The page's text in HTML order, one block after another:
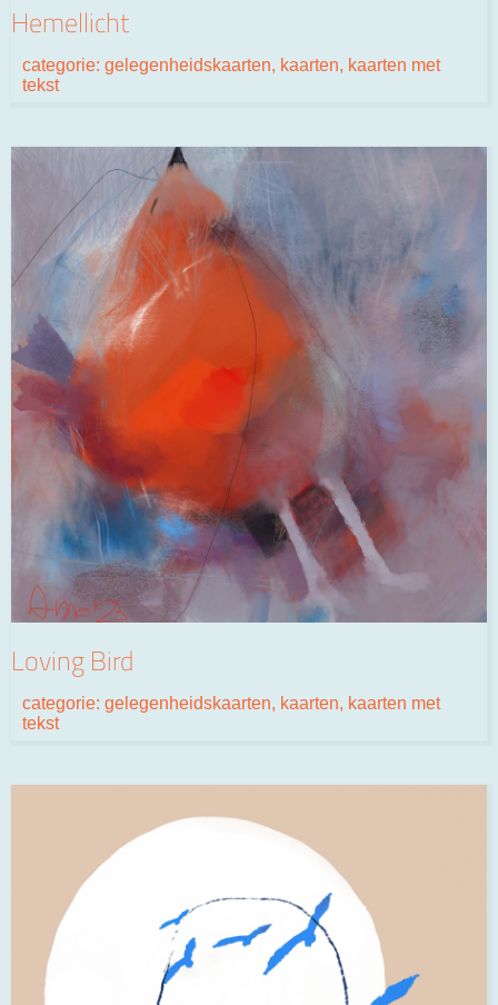
Hemellicht
categorie: gelegenheidskaarten, kaarten, kaarten met
tekst
Loving Bird
categorie: gelegenheidskaarten, kaarten, kaarten met
tekst